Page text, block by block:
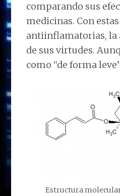
comparando sus
medicinas. Con
antiinflamatorias, la
de sus virtudes.
como “de forma
Estructura